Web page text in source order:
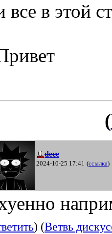
все в этой
(
dece
2024-10-25 17:41 (ссылка)
) (Ветвь